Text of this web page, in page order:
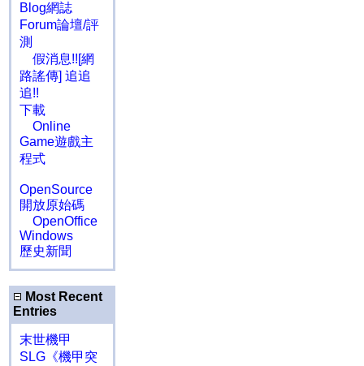
Blog網誌
Forum論壇/評
測
假消息!![網
路謠傳] 追追
追!!
下載
Online
Game遊戲主
程式
OpenSource
開放原始碼
OpenOffice
Windows
歷史新聞
Most Recent
Entries
末世機甲
SLG《機甲突